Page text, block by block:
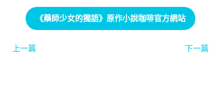
《藥師少女的獨語》原作小說咖啡官方網站
上一篇 下一篇